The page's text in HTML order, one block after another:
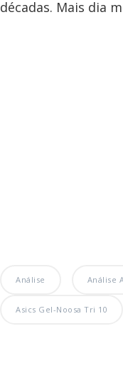
décadas. Mais dia
Análise Análise
Asics Gel-Noosa Tri 10